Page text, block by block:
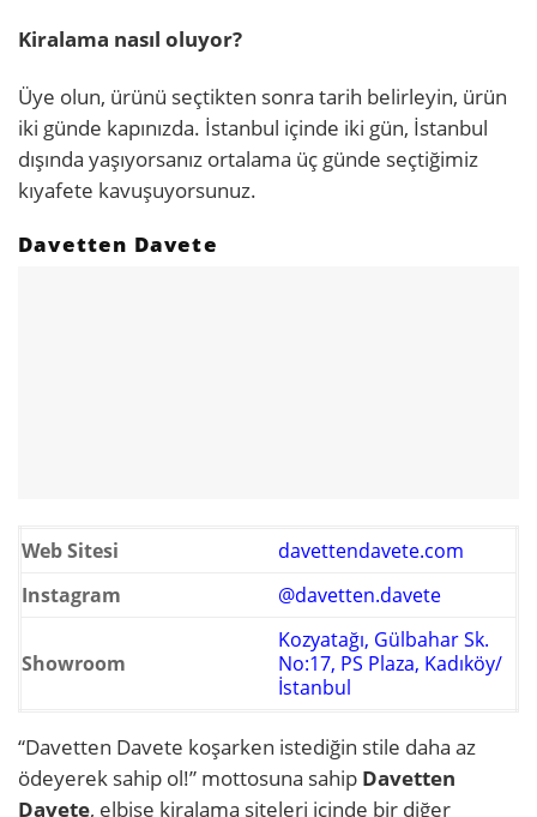
Kiralama nasıl oluyor?
Üye olun, ürünü seçtikten sonra tarih belirleyin, ürün
iki günde kapınızda. İstanbul içinde iki gün, İstanbul
dışında yaşıyorsanız ortalama üç günde seçtiğimiz
kıyafete kavuşuyorsunuz.
Davetten Davete
Web Sitesi
davettendavete.com
Instagram
@davetten.davete
Showroom
Kozyatağı, Gülbahar Sk.
No:17, PS Plaza, Kadıköy/
İstanbul
“Davetten Davete koşarken istediğin stile daha az
ödeyerek sahip ol!” mottosuna sahip Davetten
Davete, elbise kiralama siteleri içinde bir diğer